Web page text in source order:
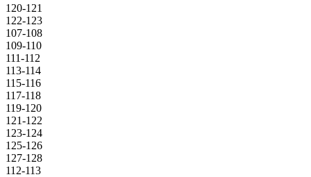
120-121
122-123
107-108
109-110
111-112
113-114
115-116
117-118
119-120
121-122
123-124
125-126
127-128
112-113